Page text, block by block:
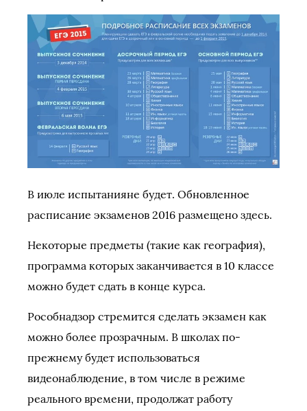
В июле испытанияне будет. Обновленное
расписание экзаменов 2016 размещено здесь.
Некоторые предметы (такие как география),
программа которых заканчивается в 10 классе
можно будет сдать в конце курса.
Рособнадзор стремится сделать экзамен как
можно более прозрачным. В школах по-
прежнему будет использоваться
видеонаблюдение, в том числе в режиме
реального времени, продолжат работу